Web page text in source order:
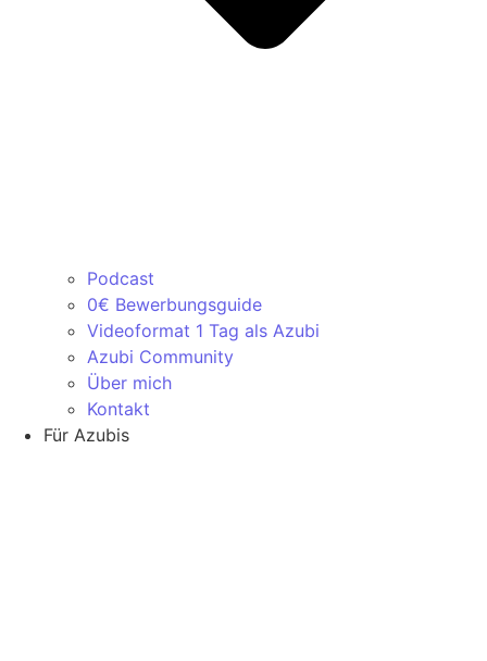
Podcast
0€ Bewerbungsguide
Videoformat 1 Tag als Azubi
Azubi Community
Über mich
Kontakt
Für Azubis